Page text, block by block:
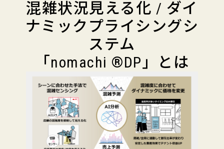
混雑状況見える化 / ダイ
ナミックプライシングシ
ステム
「nomachi ®DP」とは